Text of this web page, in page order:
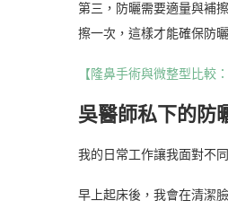
第三，防曬需要適量與補
擦一次，這樣才能確保防
【隆鼻手術與微整型比較
吳醫師私下的防
我的日常工作讓我面對不
早上起床後，我會在清潔